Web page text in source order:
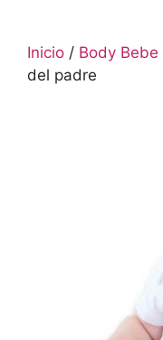
Inicio / Body Bebe
del padre